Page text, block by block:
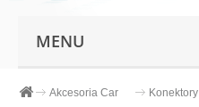
MENU
Akcesoria Car
Konektory